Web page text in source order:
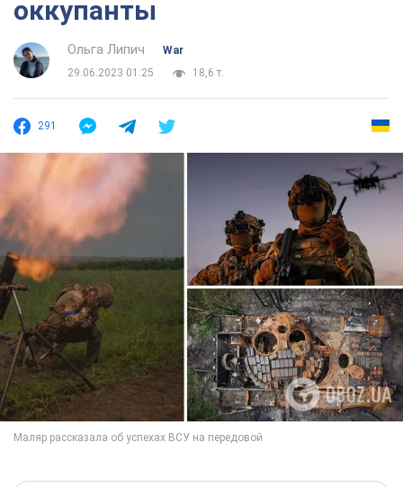
оккупанты
Ольга Липич
War
29.06.2023 01:25
18,6 т.
291